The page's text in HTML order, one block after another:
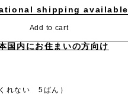
shipping available
Add to cart
国内にお住まいの方向け
れない 5ばん）